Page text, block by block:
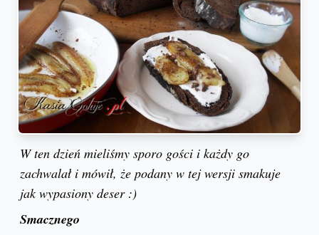
W ten dzień mieliśmy sporo gości i każdy go
zachwalał i mówił, że podany w tej wersji smakuje
jak wypasiony deser :)
Smacznego